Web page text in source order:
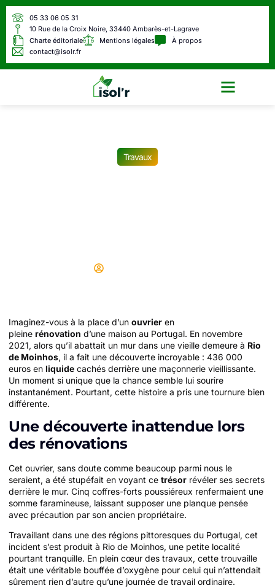
05 33 06 05 31
10 Rue de la Croix Noire, 33440 Ambarès-et-Lagrave
Charte éditoriale
Mentions légales
À propos
contact@isolr.fr
Travaux
Imaginez-vous à la place d’un ouvrier en
pleine rénovation d’une maison au Portugal. En novembre
2021, alors qu’il abattait un mur dans une vieille demeure à Rio
de Moinhos, il a fait une découverte incroyable : 436 000
euros en liquide cachés derrière une maçonnerie vieillissante.
Un moment si unique que la chance semble lui sourire
instantanément. Pourtant, cette histoire a pris une tournure bien
différente.
Une découverte inattendue lors
des rénovations
Cet ouvrier, sans doute comme beaucoup parmi nous le
seraient, a été stupéfait en voyant ce trésor révéler ses secrets
derrière le mur. Cinq coffres-forts poussiéreux renfermaient une
somme faramineuse, laissant supposer une planque pensée
avec précaution par son ancien propriétaire.
Travaillant dans une des régions pittoresques du Portugal, cet
incident s’est produit à Rio de Moinhos, une petite localité
pourtant tranquille. En plein cœur des travaux, cette trouvaille
était une véritable bouffée d’oxygène pour celui qui n’attendait
sûrement rien d’autre qu’une journée de travail ordinaire.